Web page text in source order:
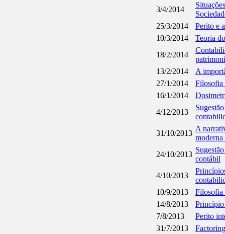
3/4/2014
25/3/2014
Perito e
10/3/2014
Teoria
18/2/2014
13/2/2014
A
27/1/2014
Filosofia
16/1/2014
4/12/2013
31/10/2013
A
24/10/2013
contábil
4/10/2013
10/9/2013
Filosofia
14/8/2013
Princípio
7/8/2013
Perito
31/7/2013